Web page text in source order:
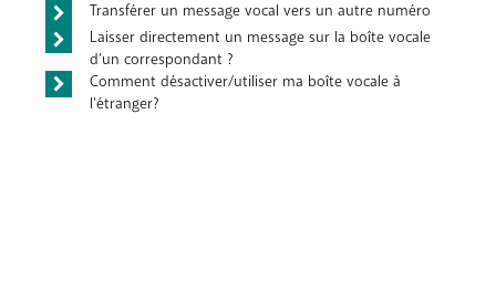
Transférer un message vocal vers un autre numéro
Laisser directement un message sur la boîte vocale
d’un correspondant ?
Comment désactiver/utiliser ma boîte vocale à
l'étranger?